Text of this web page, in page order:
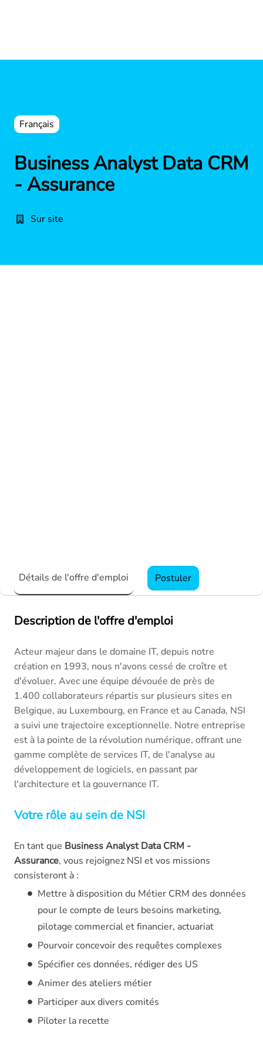
Français
Business Analyst Data CRM
- Assurance
Sur site
Détails de l'offre d'emploi Postuler
Description de l'offre d'emploi
Acteur majeur dans le domaine IT, depuis notre
création en 1993, nous n'avons cessé de croître et
d'évoluer. Avec une équipe dévouée de près de
1.400 collaborateurs répartis sur plusieurs sites en
Belgique, au Luxembourg, en France et au Canada, NSI
a suivi une trajectoire exceptionnelle. Notre entreprise
est à la pointe de la révolution numérique, offrant une
gamme complète de services IT, de l'analyse au
développement de logiciels, en passant par
l'architecture et la gouvernance IT.
Votre rôle au sein de NSI
En tant que Business Analyst Data CRM -
Assurance, vous rejoignez NSI et vos missions
consisteront à :
Mettre à disposition du Métier CRM des données
pour le compte de leurs besoins marketing,
pilotage commercial et financier, actuariat
Pourvoir concevoir des requêtes complexes
Spécifier ces données, rédiger des US
Animer des ateliers métier
Participer aux divers comités
Piloter la recette